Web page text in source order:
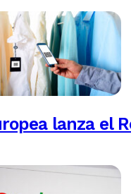
lanza el